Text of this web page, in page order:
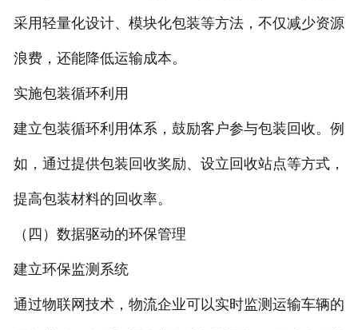
采用轻量化设计、模块化包装等方法，不仅减少资源
浪费，还能降低运输成本。
实施包装循环利用
建立包装循环利用体系，鼓励客户参与包装回收。例
如，通过提供包装回收奖励、设立回收站点等方式，
提高包装材料的回收率。
（四）数据驱动的环保管理
建立环保监测系统
通过物联网技术，物流企业可以实时监测运输车辆的